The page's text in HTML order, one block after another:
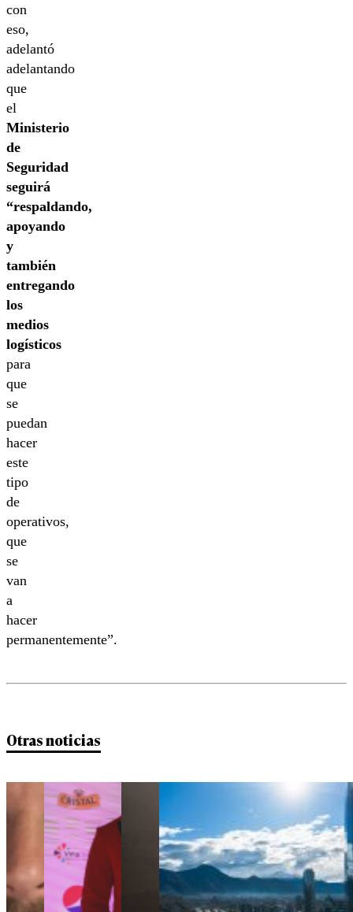
con
eso,
adelantó
adelantando
que
el
Ministerio
de
Seguridad
seguirá
“respaldando,
apoyando
y
también
entregando
los
medios
logísticos
para
que
se
puedan
hacer
este
tipo
de
operativos,
que
se
van
a
hacer
permanentemente”.
Otras noticias